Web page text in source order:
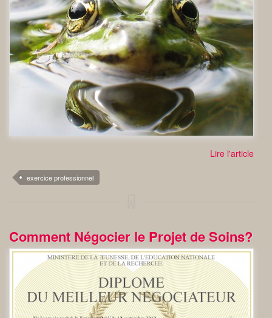
Lire l'article
exercice professionnel
Comment Négocier le Projet de Soins?